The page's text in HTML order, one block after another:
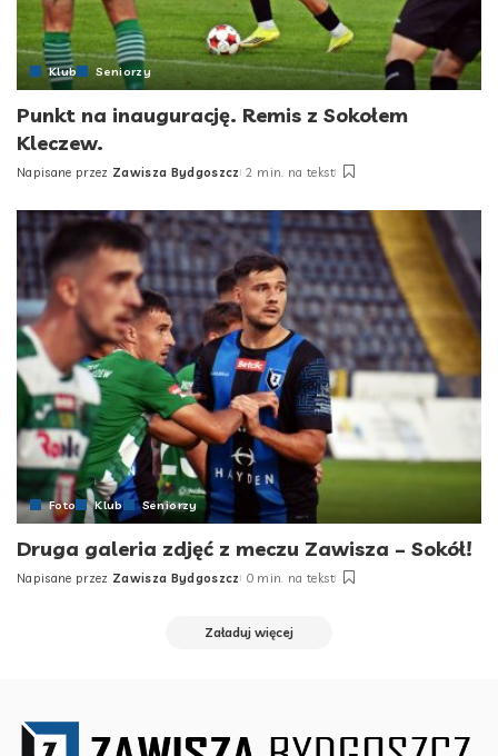
Klub Seniorzy
Punkt na inaugurację. Remis z Sokołem
Kleczew.
Posted
Napisane przez Zawisza Bydgoszcz 2 min. na tekst
Foto Klub Seniorzy
Druga galeria zdjęć z meczu Zawisza – Sokół!
Posted
Napisane przez Zawisza Bydgoszcz 0 min. na tekst
Załaduj więcej